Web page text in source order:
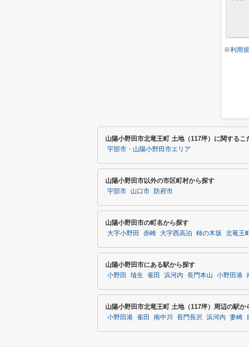
※利用
山陽小野田市北竜王町 土地（117坪）に関するこ
宇部市・山陽小野田市エリア
山陽小野田市以外の市区町村から探す
宇部市 山口市 防府市
山陽小野田市の町名から探す
大字小野田 赤崎 大字西高泊 柿の木坂 北竜王町
山陽小野田市にある駅から探す
小野田 埴生 雀田 浜河内 長門本山 小野田港
山陽小野田市北竜王町 土地（117坪）周辺の駅か
小野田港 雀田 南中川 長門長沢 浜河内 妻崎